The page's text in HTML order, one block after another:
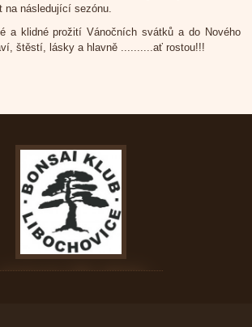
na následující sezónu.
a klidné prožití Vánočních svátků a do Nového
štěstí, lásky a hlavně ..........ať rostou!!!